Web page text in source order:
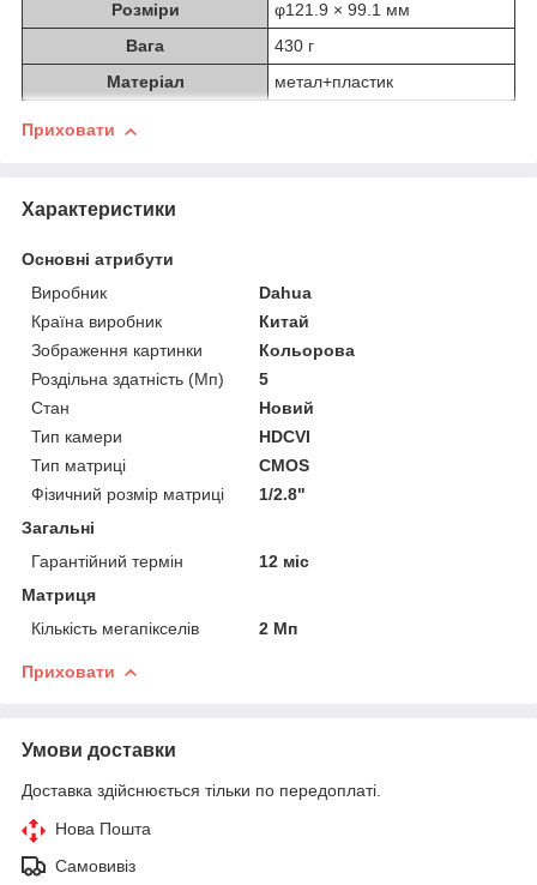
Розміри
φ121.9 × 99.1 мм
Вага
430 г
Матеріал
метал+пластик
Приховати
Характеристики
Основні атрибути
Виробник
Dahua
Країна виробник
Китай
Зображення картинки
Кольорова
Роздільна здатність (Мп)
5
Стан
Новий
Тип камери
HDCVI
Тип матриці
CMOS
Фізичний розмір матриці
1/2.8"
Загальні
Гарантійний термін
12 міс
Матриця
Кількість мегапікселів
2 Мп
Приховати
Умови доставки
Доставка здійснюється тільки по передоплаті.
Нова Пошта
Самовивіз